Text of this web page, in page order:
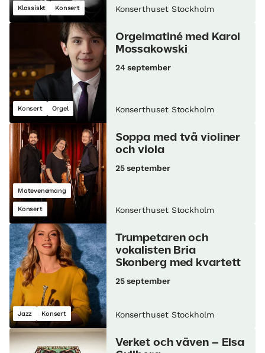
Klassiskt Konsert Konserthuset Stockholm
Konsert Orgel
Orgelmatiné med Karol
Mossakowski
24 september
Konserthuset Stockholm
Matevenemang
Konsert
Soppa med två violiner
och viola
25 september
Konserthuset Stockholm
Jazz Konsert
Trumpetaren och
vokalisten Bria
Skonberg med kvartett
25 september
Konserthuset Stockholm
Verket och väven – Elsa